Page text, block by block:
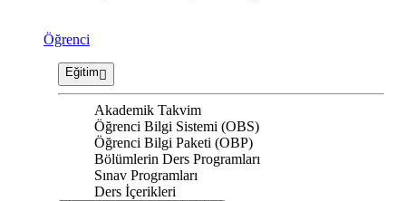
Öğrenci
Eğitim
Akademik Takvim
Öğrenci Bilgi Sistemi (OBS)
Öğrenci Bilgi Paketi (OBP)
Bölümlerin Ders Programları
Sınav Programları
Ders İçerikleri